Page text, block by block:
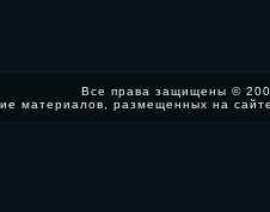
Все права защищены ©
материалов, размещенных на